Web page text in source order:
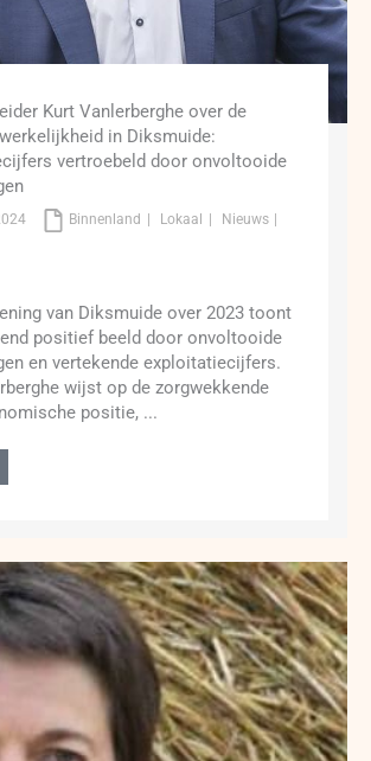
Kurt Vanlerberghe over de
in Diksmuide:
vertroebeld door onvoltooide
Binnenland Lokaal
Nieuws
van Diksmuide over 2023 toont
positief beeld door onvoltooide
en vertekende exploitatiecijfers.
wijst op de zorgwekkende
positie, ...